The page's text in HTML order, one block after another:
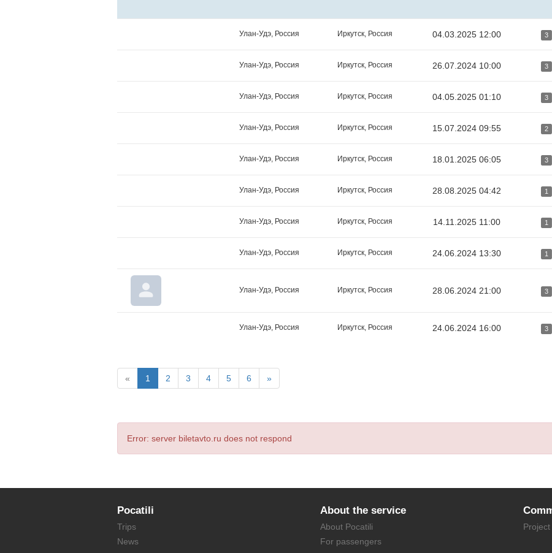
Улан-Удэ, Россия Иркутск, Россия 04.03.2025 12:00 3
Улан-Удэ, Россия Иркутск, Россия 26.07.2024 10:00 3
Улан-Удэ, Россия Иркутск, Россия 04.05.2025 01:10 3
Улан-Удэ, Россия Иркутск, Россия 15.07.2024 09:55 2
Улан-Удэ, Россия Иркутск, Россия 18.01.2025 06:05 3
Улан-Удэ, Россия Иркутск, Россия 28.08.2025 04:42 1
Улан-Удэ, Россия Иркутск, Россия 14.11.2025 11:00 1
Улан-Удэ, Россия Иркутск, Россия 24.06.2024 13:30 1
Улан-Удэ, Россия Иркутск, Россия 28.06.2024 21:00 3
Улан-Удэ, Россия Иркутск, Россия 24.06.2024 16:00 3
« 1 2 3 4 5 6 »
Error: server biletavto.ru does not respond
Pocatili
Trips
News
About the service
About Pocatili
For passengers